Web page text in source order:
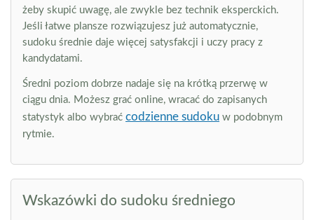
żeby skupić uwagę, ale zwykle bez technik eksperckich.
Jeśli łatwe plansze rozwiązujesz już automatycznie,
sudoku średnie daje więcej satysfakcji i uczy pracy z
kandydatami.
Średni poziom dobrze nadaje się na krótką przerwę w
ciągu dnia. Możesz grać online, wracać do zapisanych
statystyk albo wybrać codzienne sudoku w podobnym
rytmie.
Wskazówki do sudoku średniego